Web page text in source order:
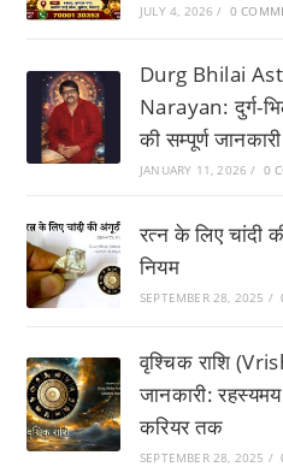
JULY 4, 2026 / 0
Durg Bhilai
Narayan: दुर्ग-
की सम्पूर्ण जानकारी
JANUARY 11, 2026 / 0
रत्न के लिए चांदी
नियम
SEPTEMBER 28, 2025 /
वृश्चिक राशि
जानकारी:
करियर तक
SEPTEMBER 28, 2025 /